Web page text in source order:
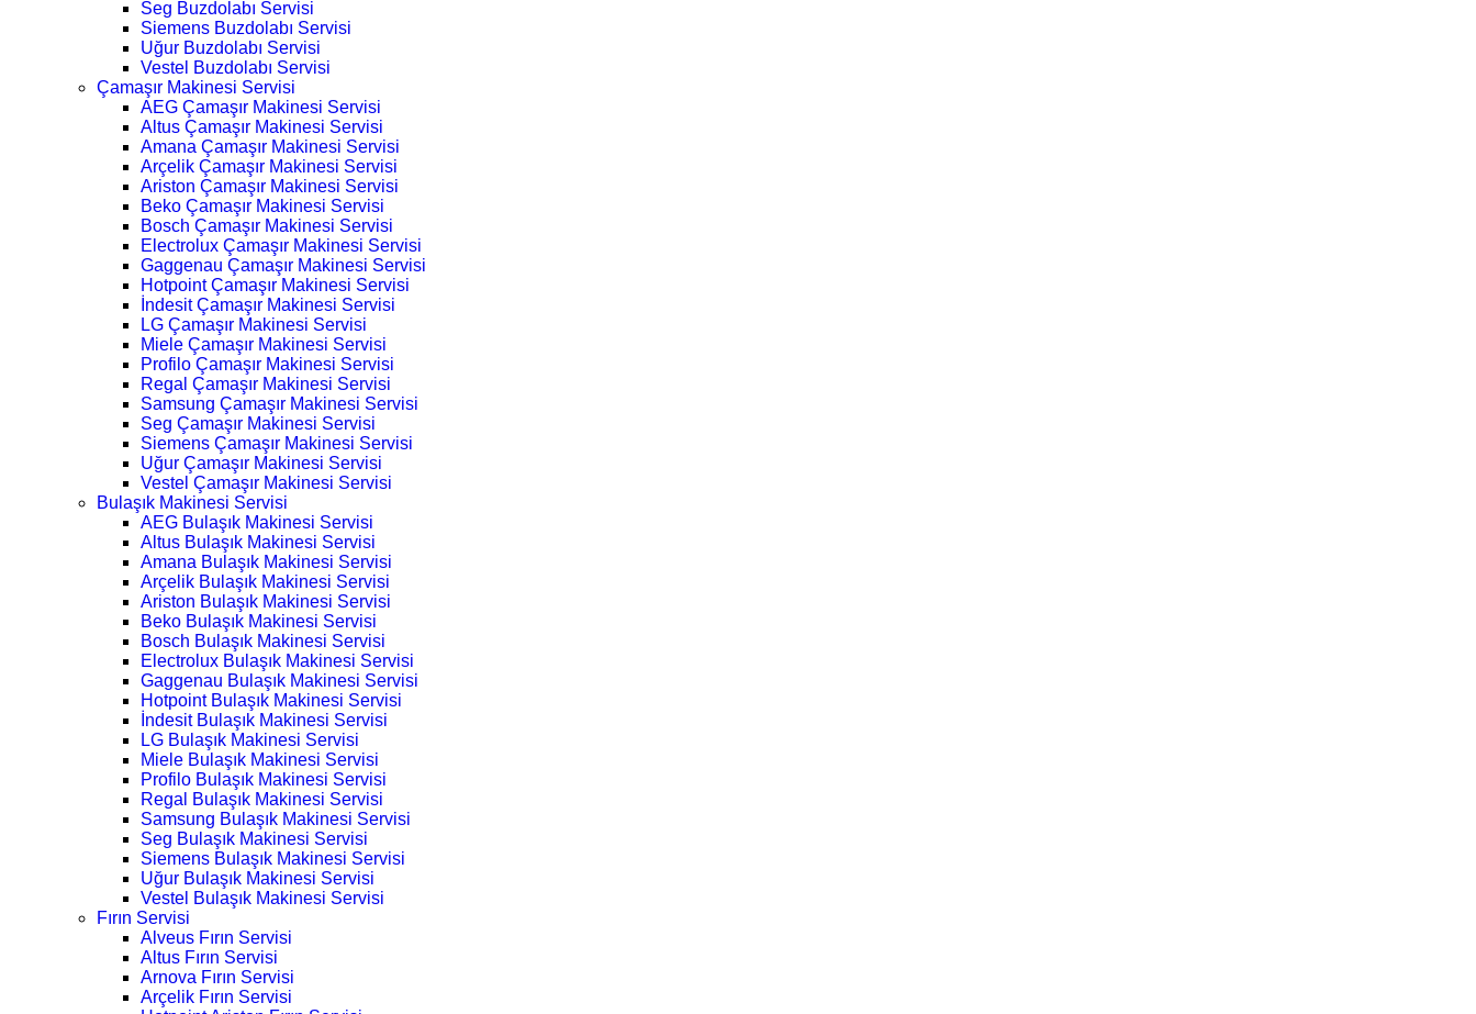
Seg Buzdolabı Servisi
Siemens Buzdolabı Servisi
Uğur Buzdolabı Servisi
Vestel Buzdolabı Servisi
Çamaşır Makinesi Servisi
AEG Çamaşır Makinesi Servisi
Altus Çamaşır Makinesi Servisi
Amana Çamaşır Makinesi Servisi
Arçelik Çamaşır Makinesi Servisi
Ariston Çamaşır Makinesi Servisi
Beko Çamaşır Makinesi Servisi
Bosch Çamaşır Makinesi Servisi
Electrolux Çamaşır Makinesi Servisi
Gaggenau Çamaşır Makinesi Servisi
Hotpoint Çamaşır Makinesi Servisi
İndesit Çamaşır Makinesi Servisi
LG Çamaşır Makinesi Servisi
Miele Çamaşır Makinesi Servisi
Profilo Çamaşır Makinesi Servisi
Regal Çamaşır Makinesi Servisi
Samsung Çamaşır Makinesi Servisi
Seg Çamaşır Makinesi Servisi
Siemens Çamaşır Makinesi Servisi
Uğur Çamaşır Makinesi Servisi
Vestel Çamaşır Makinesi Servisi
Bulaşık Makinesi Servisi
AEG Bulaşık Makinesi Servisi
Altus Bulaşık Makinesi Servisi
Amana Bulaşık Makinesi Servisi
Arçelik Bulaşık Makinesi Servisi
Ariston Bulaşık Makinesi Servisi
Beko Bulaşık Makinesi Servisi
Bosch Bulaşık Makinesi Servisi
Electrolux Bulaşık Makinesi Servisi
Gaggenau Bulaşık Makinesi Servisi
Hotpoint Bulaşık Makinesi Servisi
İndesit Bulaşık Makinesi Servisi
LG Bulaşık Makinesi Servisi
Miele Bulaşık Makinesi Servisi
Profilo Bulaşık Makinesi Servisi
Regal Bulaşık Makinesi Servisi
Samsung Bulaşık Makinesi Servisi
Seg Bulaşık Makinesi Servisi
Siemens Bulaşık Makinesi Servisi
Uğur Bulaşık Makinesi Servisi
Vestel Bulaşık Makinesi Servisi
Fırın Servisi
Alveus Fırın Servisi
Altus Fırın Servisi
Arnova Fırın Servisi
Arçelik Fırın Servisi